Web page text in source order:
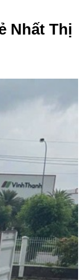
Nhất Thị